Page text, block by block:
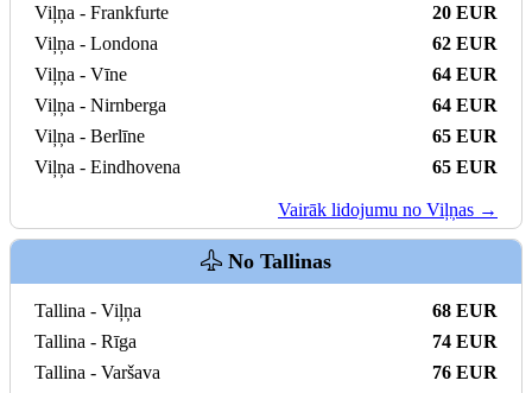
Viļņa - Frankfurte
20 EUR
Viļņa - Londona
62 EUR
Viļņa - Vīne
64 EUR
Viļņa - Nirnberga
64 EUR
Viļņa - Berlīne
65 EUR
Viļņa - Eindhovena
65 EUR
Vairāk lidojumu no Viļņas →
No Tallinas
Tallina - Viļņa
68 EUR
Tallina - Rīga
74 EUR
Tallina - Varšava
76 EUR